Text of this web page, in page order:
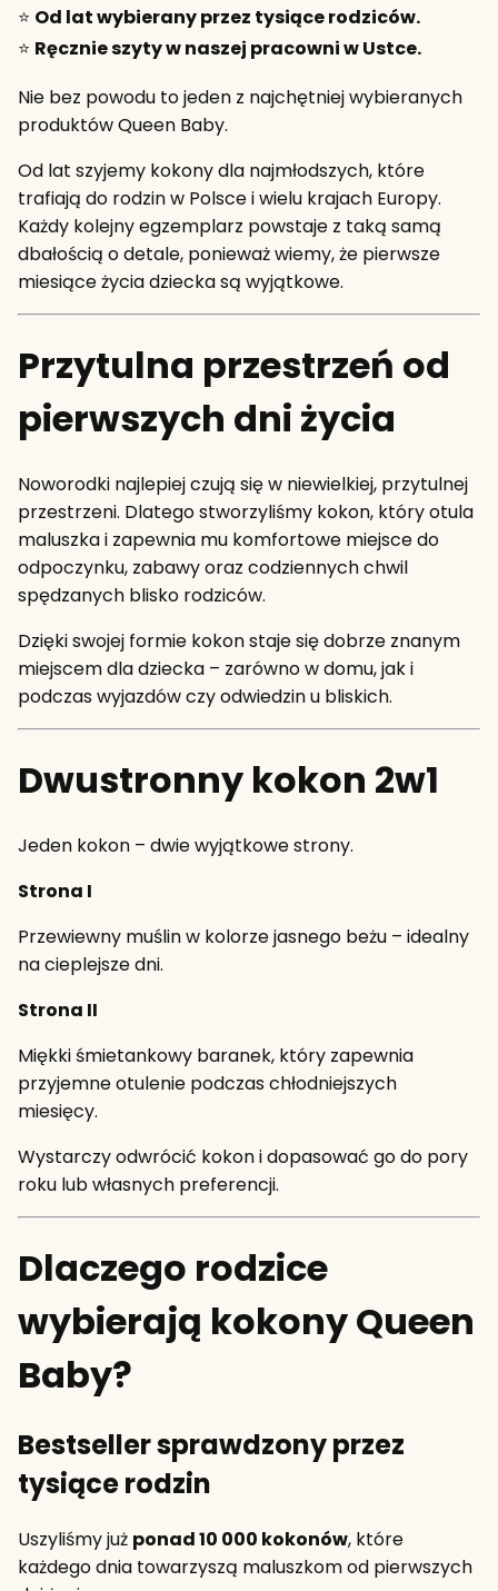
⭐ Od lat wybierany przez tysiące rodziców.
⭐ Ręcznie szyty w naszej pracowni w Ustce.
Nie bez powodu to jeden z najchętniej wybieranych
produktów Queen Baby.
Od lat szyjemy kokony dla najmłodszych, które
trafiają do rodzin w Polsce i wielu krajach Europy.
Każdy kolejny egzemplarz powstaje z taką samą
dbałością o detale, ponieważ wiemy, że pierwsze
miesiące życia dziecka są wyjątkowe.
Przytulna przestrzeń od
pierwszych dni życia
Noworodki najlepiej czują się w niewielkiej, przytulnej
przestrzeni. Dlatego stworzyliśmy kokon, który otula
maluszka i zapewnia mu komfortowe miejsce do
odpoczynku, zabawy oraz codziennych chwil
spędzanych blisko rodziców.
Dzięki swojej formie kokon staje się dobrze znanym
miejscem dla dziecka – zarówno w domu, jak i
podczas wyjazdów czy odwiedzin u bliskich.
Dwustronny kokon 2w1
Jeden kokon – dwie wyjątkowe strony.
Strona I
Przewiewny muślin w kolorze jasnego beżu – idealny
na cieplejsze dni.
Strona II
Miękki śmietankowy baranek, który zapewnia
przyjemne otulenie podczas chłodniejszych
miesięcy.
Wystarczy odwrócić kokon i dopasować go do pory
roku lub własnych preferencji.
Dlaczego rodzice
wybierają kokony Queen
Baby?
Bestseller sprawdzony przez
tysiące rodzin
Uszyliśmy już ponad 10 000 kokonów, które
każdego dnia towarzyszą maluszkom od pierwszych